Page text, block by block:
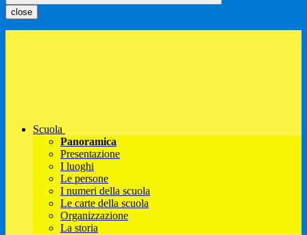
close
Scuola
Panoramica
Presentazione
I luoghi
Le persone
I numeri della scuola
Le carte della scuola
Organizzazione
La storia